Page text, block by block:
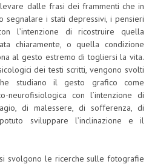
dalle frasi dei frammenti che in
segnalare i stati depressivi, i pensieri
l’intenzione di ricostruire quella
chiaramente, o quella condizione
al gesto estremo di togliersi la vita.
dei testi scritti, vengono svolti
studiano il gesto grafico come
neurofisiologica con l’intenzione di
di malessere, di sofferenza, di
sviluppare l’inclinazione e il
svolgono le ricerche sulle fotografie